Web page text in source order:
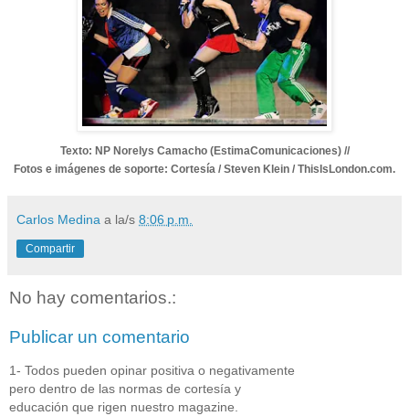
Texto: NP Norelys Camacho (EstimaComunicaciones) //
Fotos e imágenes de soporte: Cortesía / Steven Klein / ThisIsLondon.com.
Carlos Medina a la/s 8:06 p.m.
Compartir
No hay comentarios.:
Publicar un comentario
1- Todos pueden opinar positiva o negativamente
pero dentro de las normas de cortesía y
educación que rigen nuestro magazine.